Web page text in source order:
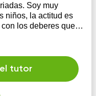
Soy muy
niños, la actitud es
los deberes que
relaja demasiado
tutor